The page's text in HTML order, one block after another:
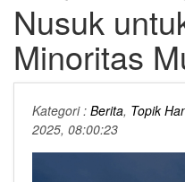
Nusuk
Minoritas
Kategori : Berita, Topik
2025, 08:00:23